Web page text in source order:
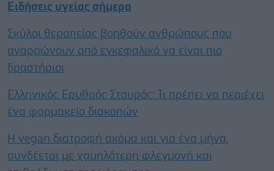
Ειδήσεις υγείας σήμερα
Σκύλοι θεραπείας βοηθούν ανθρώπους που
αναρρώνουν από εγκεφαλικό να είναι πιο
δραστήριοι
Ελληνικός Ερυθρός Σταυρός: Τι πρέπει να περιέχει
ένα φαρμακείο διακοπών
Η vegan διατροφή ακόμα και για ένα μήνα,
συνδέεται με χαμηλότερη φλεγμονή και